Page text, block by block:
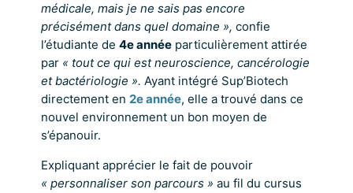
médicale, mais je ne sais pas encore
précisément dans quel domaine », confie
l’étudiante de 4e année particulièrement attirée
par « tout ce qui est neuroscience, cancérologie
et bactériologie ». Ayant intégré Sup’Biotech
directement en 2e année, elle a trouvé dans ce
nouvel environnement un bon moyen de
s’épanouir.
Expliquant apprécier le fait de pouvoir
« personnaliser son parcours » au fil du cursus